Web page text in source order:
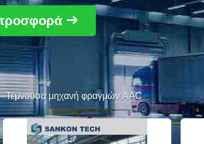
Τέμνουσα μηχανή φραγμών AAC